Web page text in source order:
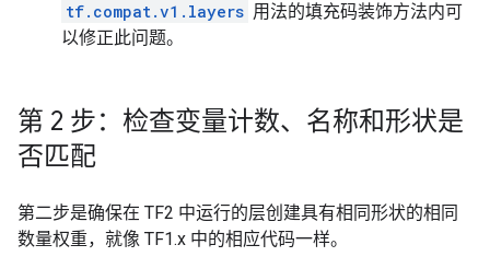
tf.compat.v1.layers 用法的填充码装饰方法内可
以修正此问题。
第 2 步：检查变量计数、名称和形状是
否匹配
第二步是确保在 TF2 中运行的层创建具有相同形状的相同
数量权重，就像 TF1.x 中的相应代码一样。